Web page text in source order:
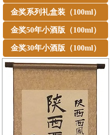
金奖系列礼盒装（100ml）
金奖50年小酒版（100ml）
金奖30年小酒版（100ml）